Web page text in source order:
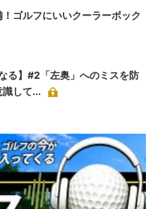
ゴルフにいいクーラーボック
る】#2「左奥」へのミスを防
識して...